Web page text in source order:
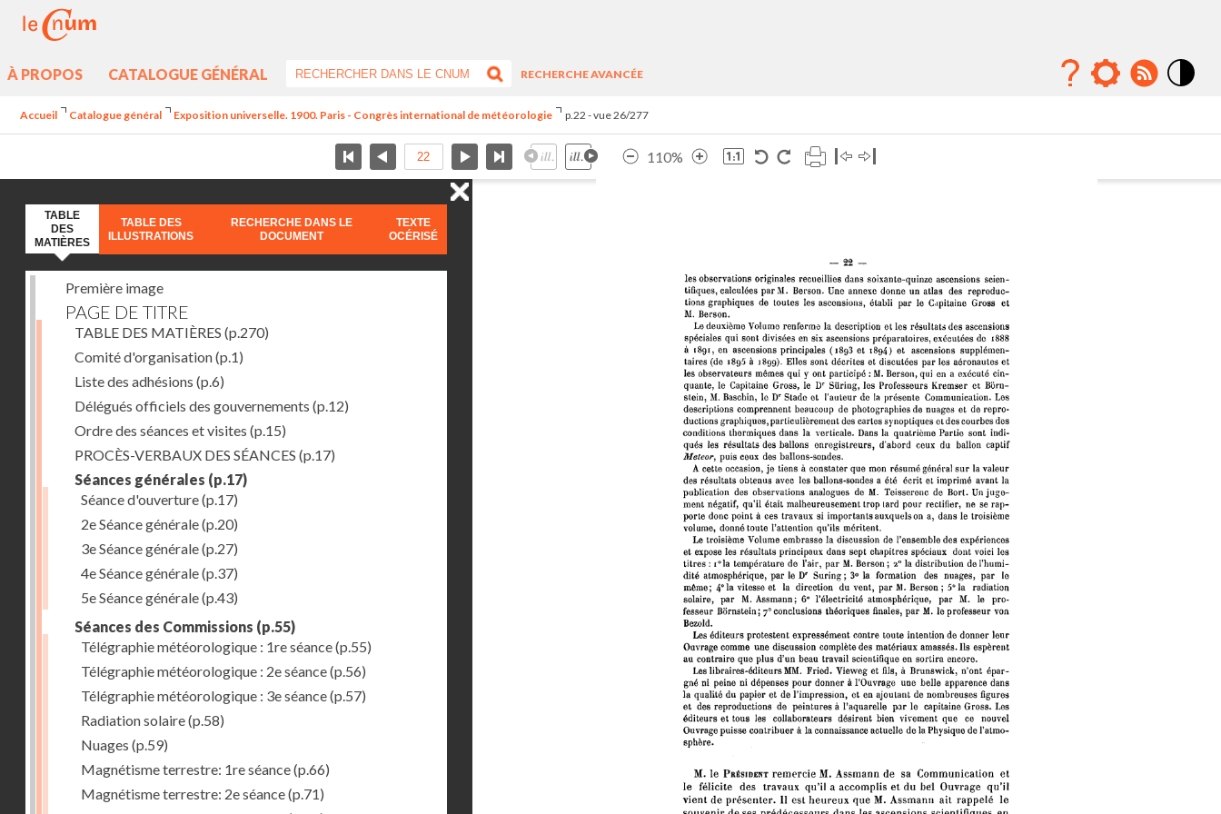
À PROPOS CATALOGUE GÉNÉRAL
RECHERCHE AVANCÉE
Accueil Catalogue général Exposition universelle. 1900. Paris - Congrès international de météorologie p.22 - vue 26/277
110%
TABLE
DES
MATIÈRES
TABLE DES
ILLUSTRATIONS
RECHERCHE DANS LE
DOCUMENT
TEXTE
OCÉRISÉ
Première image
PAGE DE TITRE
TABLE DES MATIÈRES (p.270)
Comité d'organisation(p.1)
Liste des adhésions (p.6)
Délégués officiels des gouvernements (p.12)
Ordre des séances et visites (p.15)
PROCÈS-VERBAUX DES SÉANCES (p.17)
Séances générales (p.17)
Séance d'ouverture(p.17)
2e Séance générale(p.20)
3e Séance générale(p.27)
4e Séance générale(p.37)
5e Séance générale(p.43)
Séances des Commissions (p.55)
Télégraphie météorologique : 1re séance(p.55)
Télégraphie météorologique : 2e séance(p.56)
Télégraphie météorologique : 3e séance(p.57)
Radiation solaire(p.58)
Nuages (p.59)
Magnétisme terrestre: 1re séance(p.66)
Magnétisme terrestre: 2e séance(p.71)